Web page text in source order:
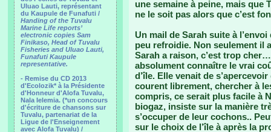
Uluao Lauti, représentant
du Kaupule de Funafuti /
Handing of the Tuvalu
Marine Life reports’
electronic copies Sam
Finikaso, Head of Tuvalu
Fisheries and Uluao Lauti,
Funafuti Kaupule
representative.
- Remise du CD 2013
d'Ecolozik* à la Présidente
d'Honneur d'Alofa Tuvalu,
Nala Ielemia. (*un concours
d'écriture de chansons sur
Tuvalu, partenariat de la
Ligue de l'Enseignement
avec Alofa Tuvalu) /
une semaine à peine, mais que
ne le soit pas alors que c’est
Un mail de Sarah suite à
peu refroidie. Non seulement il
Sarah a raison, c’est trop
absolument connaître le vrai
d’île. Elle venait de
courent librement, chercher à
compris, ce serait plus facile à
biogaz, insiste sur la manière
s’occuper de leur cochons..
sur le choix de l’île à après la